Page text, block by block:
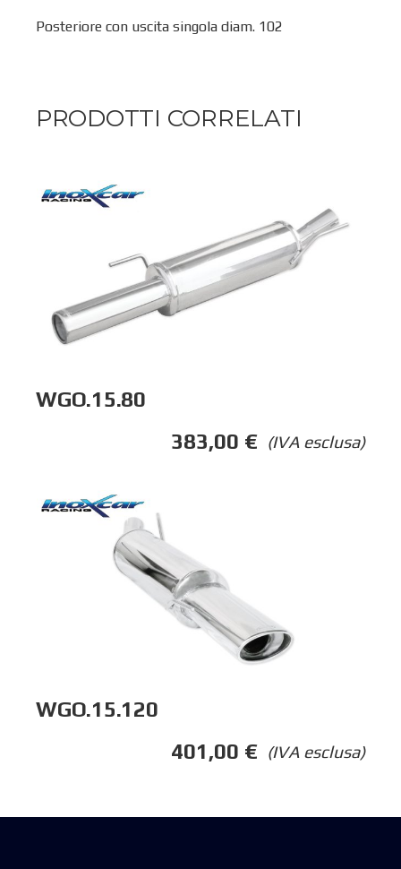
Posteriore con uscita singola diam. 102
PRODOTTI CORRELATI
WGO.15.80
(IVA esclusa)
383,00 €
WGO.15.120
(IVA esclusa)
401,00 €